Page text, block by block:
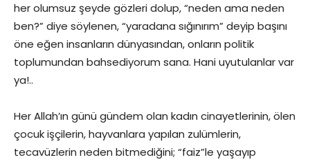
her olumsuz şeyde gözleri dolup, “neden ama neden
ben?” diye söylenen, “yaradana sığınırım” deyip başını
öne eğen insanların dünyasından, onların politik
toplumundan bahsediyorum sana. Hani uyutulanlar var
ya!..
Her Allah’ın günü gündem olan kadın cinayetlerinin, ölen
çocuk işçilerin, hayvanlara yapılan zulümlerin,
tecavüzlerin neden bitmediğini; “faiz”le yaşayıp